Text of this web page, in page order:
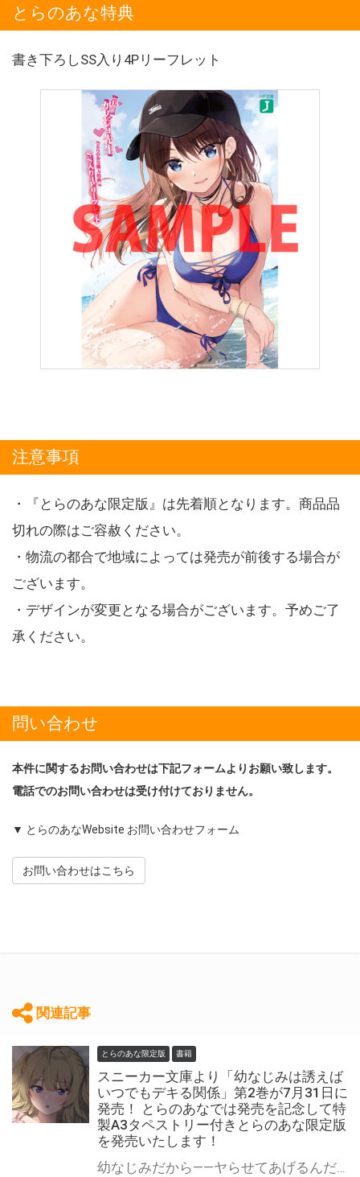
とらのあな特典
書き下ろしSS入り4Pリーフレット
注意事項
・『とらのあな限定版』は先着順となります。商品品
切れの際はご容赦ください。
・物流の都合で地域によっては発売が前後する場合が
ございます。
・デザインが変更となる場合がございます。予めご了
承ください。
問い合わせ
本件に関するお問い合わせは下記フォームよりお願い致します。
電話でのお問い合わせは受け付けておりません。
▼ とらのあなWebsite お問い合わせフォーム
お問い合わせはこちら
関連記事
とらのあな限定版 書籍
スニーカー文庫より「幼なじみは誘えば
いつでもデキる関係」第2巻が7月31日に
発売！ とらのあなでは発売を記念して特
製A3タペストリー付きとらのあな限定版
を発売いたします！
幼なじみだから――ヤらせてあげるんだからね」 スニーカー文庫より 『幼なじみは誘えばいつでもデキる関係』第2巻が7月31日(金)に発売！ とらのあなでは発売を記念して「特製A3タペストリー付き」とらのあな限定版を発売いたします。 とらのあな限定版の数は限られていますので是非お早めにお求めください！